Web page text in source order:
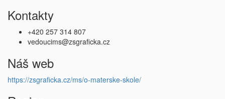
Kontakty
+420 257 314 807
vedoucims@zsgraficka.cz
Náš web
https://zsgraficka.cz/ms/o-materske-skole/